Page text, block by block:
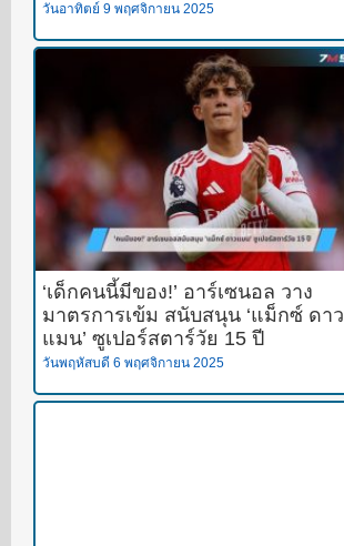
วันอาทิตย์ 9 พฤศจิกายน 2025
‘เด็กคนนี้มีของ!’ อาร์เซนอล วาง
มาตรการเข้ม สนับสนุน ‘แม็กซ์ ดาว
แมน’ ซูเปอร์สตาร์วัย 15 ปี
วันพฤหัสบดี 6 พฤศจิกายน 2025